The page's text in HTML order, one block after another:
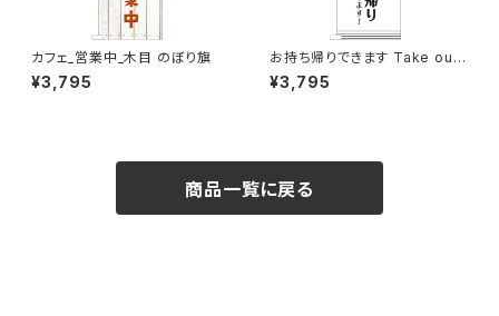
カフェ_営業中_木目 のぼり旗
¥3,795
お持ち帰りできます Take out
OK! カフェ コーヒー のぼり旗
¥3,795
商品一覧に戻る